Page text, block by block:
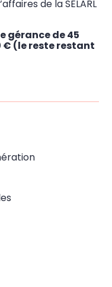
de la SELARL
gérance de 45
€ (le reste restant